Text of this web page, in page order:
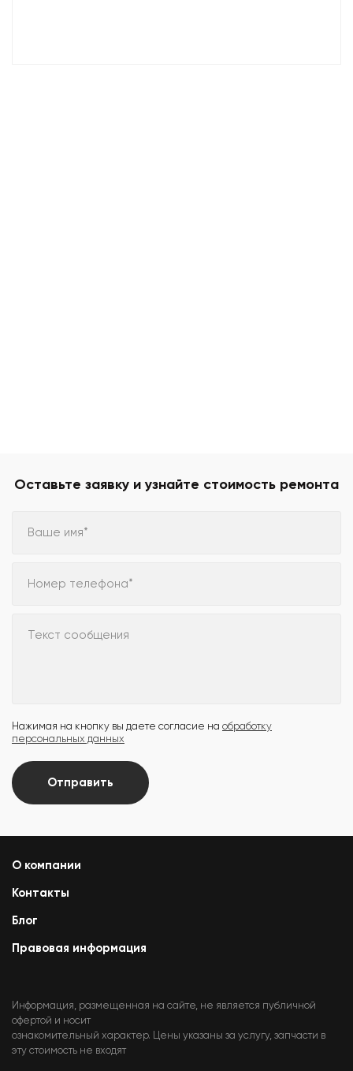
Оставьте заявку и узнайте стоимость ремонта
Ваше имя*
Номер телефона*
Текст сообщения
Нажимая на кнопку вы даете согласие на обработку
персональных данных
Отправить
О компании
Контакты
Блог
Правовая информация
Информация, размещенная на сайте, не является публичной
офертой и носит
ознакомительный характер. Цены указаны за услугу, запчасти в
эту стоимость не входят